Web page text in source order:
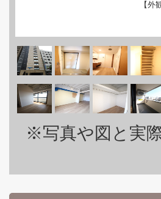
【外
※写真や図と実